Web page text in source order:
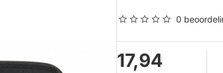
0
17,94